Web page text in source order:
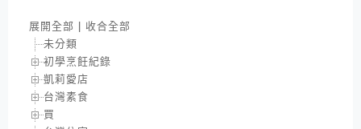
展開全部
收合全部
未分類
初學烹飪紀錄
凱莉愛店
台灣素食
買